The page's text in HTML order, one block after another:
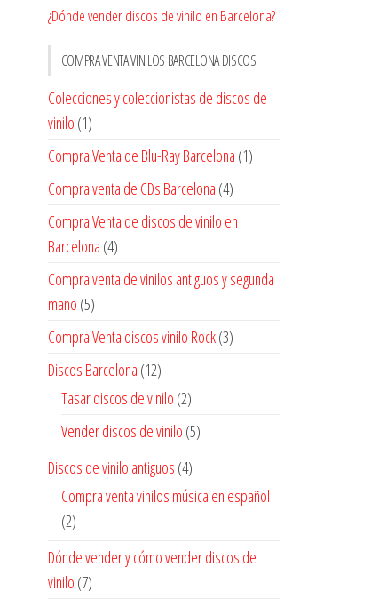
¿Dónde vender discos de vinilo en Barcelona?
COMPRA VENTA VINILOS BARCELONA DISCOS
Colecciones y coleccionistas de discos de
vinilo (1)
Compra Venta de Blu-Ray Barcelona (1)
Compra venta de CDs Barcelona (4)
Compra Venta de discos de vinilo en
Barcelona (4)
Compra venta de vinilos antiguos y segunda
mano (5)
Compra Venta discos vinilo Rock(3)
Discos Barcelona (12)
Tasar discos de vinilo (2)
Vender discos de vinilo (5)
Discos de vinilo antiguos (4)
Compra venta vinilos música en español
(2)
Dónde vender y cómo vender discos de
vinilo (7)